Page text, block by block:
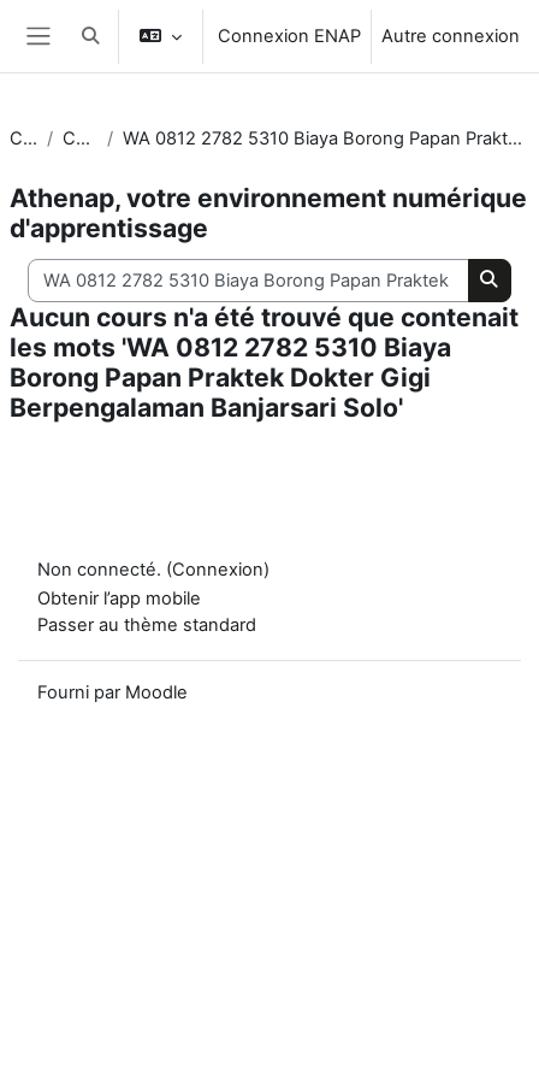
Passer au contenu principal
Panneau latéral
Activer/désactiver la saisie de recherche
Connexion ENAP Autre connexion
Cours Chercher WA 0812 2782 5310 Biaya Borong Papan Praktek Dokter Gigi Berpengalaman Banjarsari Solo
Athenap, votre environnement numérique
d'apprentissage
Chercher dans les cours
Aucun cours n'a été trouvé que contenait
les mots 'WA 0812 2782 5310 Biaya
Borong Papan Praktek Dokter Gigi
Berpengalaman Banjarsari Solo'
Non connecté. (Connexion)
Obtenir l’app mobile
Passer au thème standard
Fourni par Moodle